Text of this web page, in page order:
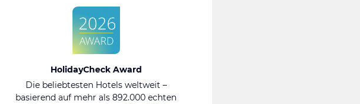
HolidayCheck Award
Die beliebtesten Hotels weltweit –
basierend auf mehr als 892.000 echten